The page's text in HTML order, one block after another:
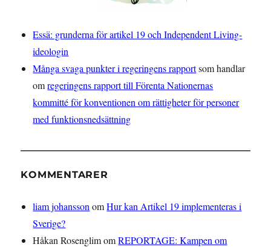
Essä: grunderna för artikel 19 och Independent Living-
ideologin
Många svaga punkter i regeringens rapportsom handlar
omregeringens rapport till Förenta Nationernas
kommitté för konventionen om rättigheter för personer
med funktionsnedsättning
KOMMENTARER
liam johansson omHur kan Artikel 19 implementeras i
Sverige?
Håkan RosenglimomREPORTAGE: Kampen om